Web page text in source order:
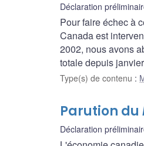
Déclaration
Pour faire échec à
Canada est
2002, nous avons
totale depuis
Type(s) de contenu :
Parution du
Déclaration